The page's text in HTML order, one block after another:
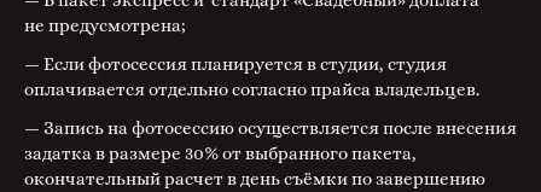
не предусмотрена;
— Если фотосессия планируется в студии, студия
оплачивается отдельно согласно прайса владельцев.
— Запись на фотосессию осуществляется после внесения
задатка в размере 30% от выбранного пакета,
окончательный расчет в день съёмки по завершению